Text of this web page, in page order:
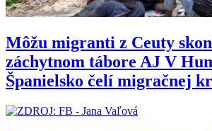
Môžu migranti z Ceuty
záchytnom tábore AJ V
Španielsko čelí migračnej